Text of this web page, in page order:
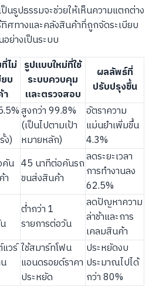
นรูปธรรมจะช่วยให้เห็นความแตกต่าง
ศทางและคลังสินค้าที่ถูกจัดระเบียบ
ย่างเป็นระบบ
ไม่
บ
รูปแบบใหม่ที่ใช้
ระบบควบคุม
และตรวจสอบ
ผลลัพธ์ที่
ปรับปรุงขึ้น
ง)
สูงกว่า 99.8%
(เป็นไปตามเป้า
หมายหลัก)
อัตราความ
แม่นยำเพิ่มขึ้น
4.3%
คัน
า
45 นาทีต่อคันรถ
ขนส่งสินค้า
ลดระยะเวลา
การทำงานลง
62.5%
ต่ำกว่า 1
รายการต่อวัน
ลดปัญหาความ
ล่าช้าและการ
เคลมสินค้า
วร์ ใช้สมาร์ทโฟน
แอนดรอยด์ราคา
ประหยัด
ประหยัดงบ
ประมาณไปได้
กว่า 80%